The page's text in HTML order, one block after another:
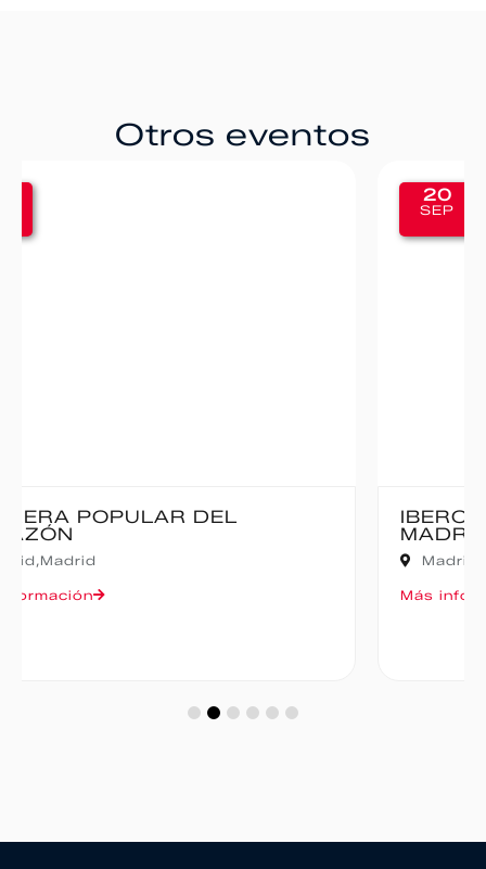
Otros eventos
IBERCAJA MADRID CORRE POR
MADRID – 10K
Madrid,
Más información